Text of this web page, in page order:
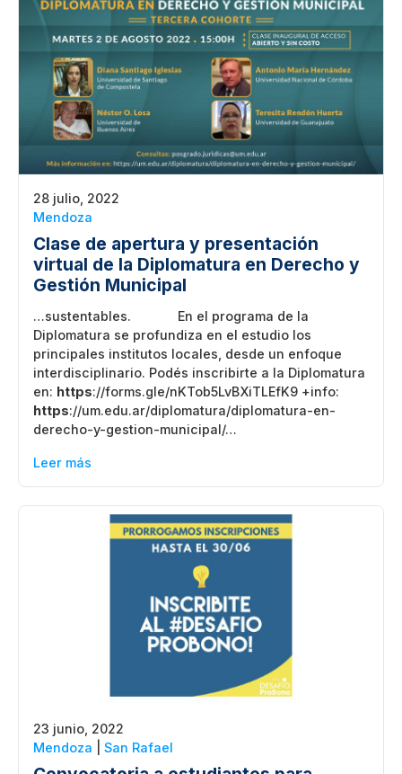
28 julio, 2022
Mendoza
Clase de apertura y presentación
virtual de la Diplomatura en Derecho y
Gestión Municipal
…sustentables. En el programa de la
Diplomatura se profundiza en el estudio los
principales institutos locales, desde un enfoque
interdisciplinario. Podés inscribirte a la Diplomatura
en: https://forms.gle/nKTob5LvBXiTLEfK9 +info:
https://um.edu.ar/diplomatura/diplomatura-en-
derecho-y-gestion-municipal/…
Leer más
23 junio, 2022
Mendoza
San Rafael